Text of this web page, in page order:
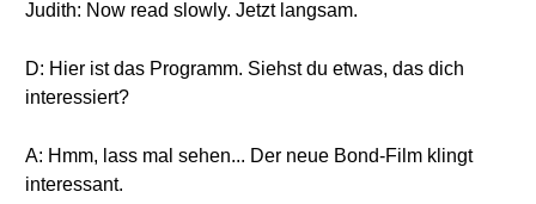
Judith: Now read slowly. Jetzt langsam.
D: Hier ist das Programm. Siehst du etwas, das dich
interessiert?
A: Hmm, lass mal sehen... Der neue Bond-Film klingt
interessant.